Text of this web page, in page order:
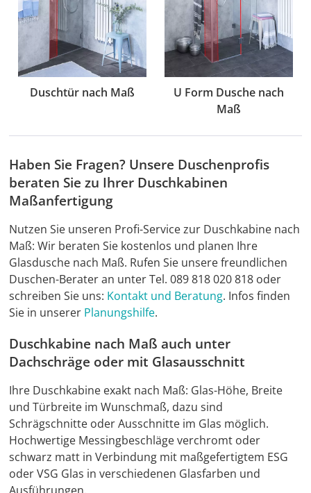
Duschtür nach Maß
U Form Dusche nach
Maß
Haben Sie Fragen? Unsere Duschenprofis
beraten Sie zu Ihrer Duschkabinen
Maßanfertigung
Nutzen Sie unseren Profi-Service zur Duschkabine nach
Maß: Wir beraten Sie kostenlos und planen Ihre
Glasdusche nach Maß. Rufen Sie unsere freundlichen
Duschen-Berater an unter Tel. 089 818 020 818 oder
schreiben Sie uns: Kontakt und Beratung. Infos finden
Sie in unserer Planungshilfe.
Duschkabine nach Maß auch unter
Dachschräge oder mit Glasausschnitt
Ihre Duschkabine exakt nach Maß: Glas-Höhe, Breite
und Türbreite im Wunschmaß, dazu sind
Schrägschnitte oder Ausschnitte im Glas möglich.
Hochwertige Messingbeschläge verchromt oder
schwarz matt in Verbindung mit maßgefertigtem ESG
oder VSG Glas in verschiedenen Glasfarben und
Ausführungen.